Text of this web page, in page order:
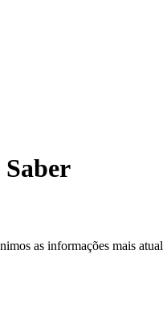
as informações mais